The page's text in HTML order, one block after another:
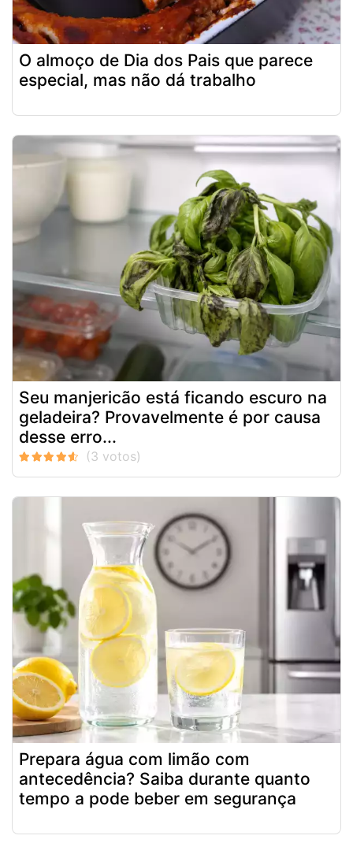
O almoço de Dia dos Pais que parece
especial, mas não dá trabalho
Seu manjericão está ficando escuro na
geladeira? Provavelmente é por causa
desse erro...
Prepara água com limão com
antecedência? Saiba durante quanto
tempo a pode beber em segurança